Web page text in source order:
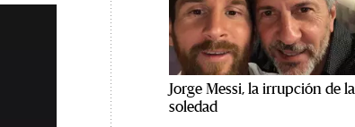
Jorge Messi, la irrupción de la
soledad